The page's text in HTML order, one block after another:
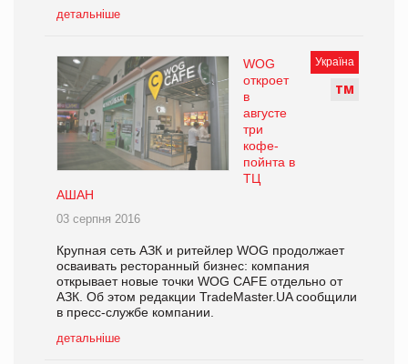
детальніше
Україна
ТМ
WOG
откроет
в
августе
три
кофе-
пойнта в
ТЦ
АШАН
03 серпня 2016
Крупная сеть АЗК и ритейлер WOG продолжает
осваивать ресторанный бизнес: компания
открывает новые точки WOG CAFE отдельно от
АЗК. Об этом редакции TradeMaster.UA сообщили
в пресс-службе компании.
детальніше